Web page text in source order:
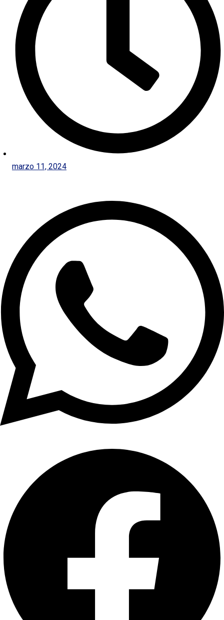
marzo 11, 2024